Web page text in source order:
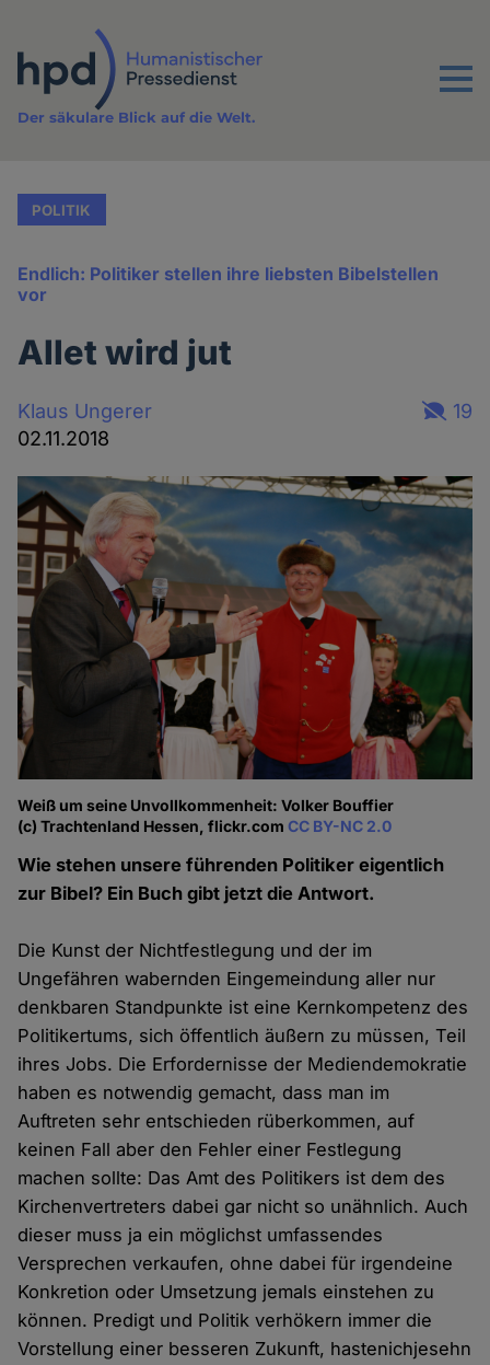
Inhalt
Menu
Der säkulare Blick auf die Welt.
POLITIK
Endlich: Politiker stellen ihre liebsten Bibelstellen
vor
Allet wird jut
Klaus Ungerer
02.11.2018
19
Weiß um seine Unvollkommenheit: Volker Bouffier
(c) Trachtenland Hessen, flickr.comCC BY-NC 2.0
Wie stehen unsere führenden Politiker eigentlich
zur Bibel? Ein Buch gibt jetzt die Antwort.
Die Kunst der Nichtfestlegung und der im
Ungefähren wabernden Eingemeindung aller nur
denkbaren Standpunkte ist eine Kernkompetenz des
Politikertums, sich öffentlich äußern zu müssen, Teil
ihres Jobs. Die Erfordernisse der Mediendemokratie
haben es notwendig gemacht, dass man im
Auftreten sehr entschieden rüberkommen, auf
keinen Fall aber den Fehler einer Festlegung
machen sollte: Das Amt des Politikers ist dem des
Kirchenvertreters dabei gar nicht so unähnlich. Auch
dieser muss ja ein möglichst umfassendes
Versprechen verkaufen, ohne dabei für irgendeine
Konkretion oder Umsetzung jemals einstehen zu
können. Predigt und Politik verhökern immer die
Vorstellung einer besseren Zukunft, hastenichjesehn